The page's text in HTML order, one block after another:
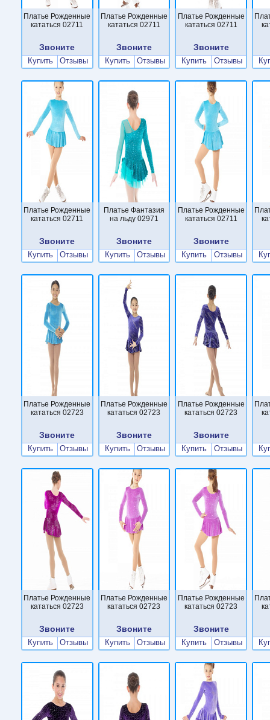
Платье Рожденные
кататься 02711
Звоните
Купить Отзывы
Платье Рожденные
кататься 02711
Звоните
Купить Отзывы
Платье Рожденные
кататься 02711
Звоните
Купить Отзывы
Платье Рожденные
кататься 02711
Звоните
Купить Отзывы
Платье Фантазия
на льду 02971
Звоните
Купить Отзывы
Платье Рожденные
кататься 02711
Звоните
Купить Отзывы
Платье Рожденные
кататься 02723
Звоните
Купить Отзывы
Платье Рожденные
кататься 02723
Звоните
Купить Отзывы
Платье Рожденные
кататься 02723
Звоните
Купить Отзывы
Платье Рожденные
кататься 02723
Звоните
Купить Отзывы
Платье Рожденные
кататься 02723
Звоните
Купить Отзывы
Платье Рожденные
кататься 02723
Звоните
Купить Отзывы